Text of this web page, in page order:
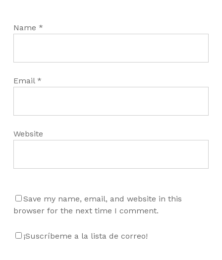
Name *
Email *
Website
Save my name, email, and website in this
browser for the next time I comment.
¡Suscríbeme a la lista de correo!